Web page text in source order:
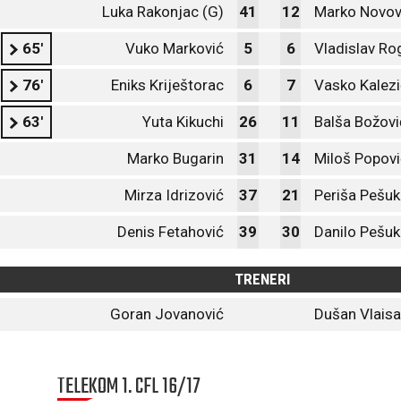
Luka Rakonjac (G)
41 12 Marko
65' Vuko Marković 5 6 Vladislav
76' Eniks Kriještorac 6 7 Vasko
63' Yuta Kikuchi 26 11 Balša
Marko Bugarin 31 14 Miloš
Mirza Idrizović 37 21 Periša
Denis Fetahović 39 30 Danilo
TRENERI
Goran Jovanović
Dušan
TELEKOM 1. CFL 16/17